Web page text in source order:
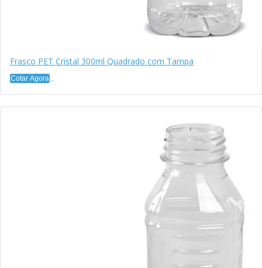
Frasco PET Cristal 300ml Quadrado com Tampa
Cotar Agora